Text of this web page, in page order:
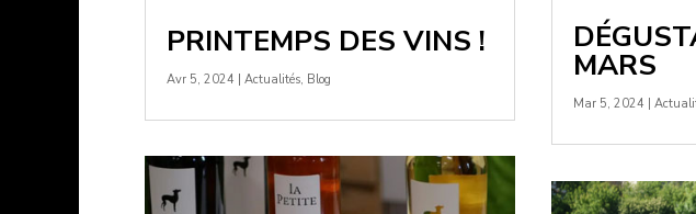
PRINTEMPS DES VINS !
Avr 5, 2024 Actualités, Blog MARS
Mar 5, 2024